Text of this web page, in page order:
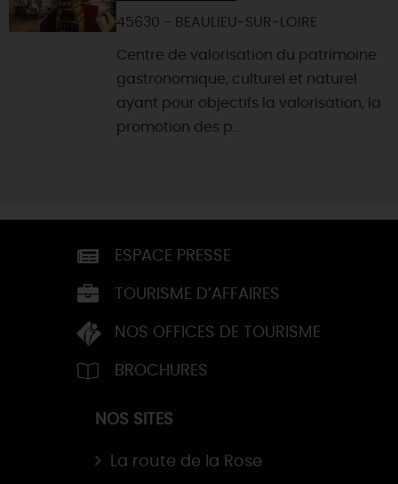
45630 - BEAULIEU-SUR-LOIRE
Centre de valorisation du patrimoine
gastronomique, culturel et naturel
ayant pour objectifs la valorisation, la
promotion des p...
ESPACE PRESSE
TOURISME D’AFFAIRES
NOS OFFICES DE TOURISME
BROCHURES
NOS SITES
La route de la Rose